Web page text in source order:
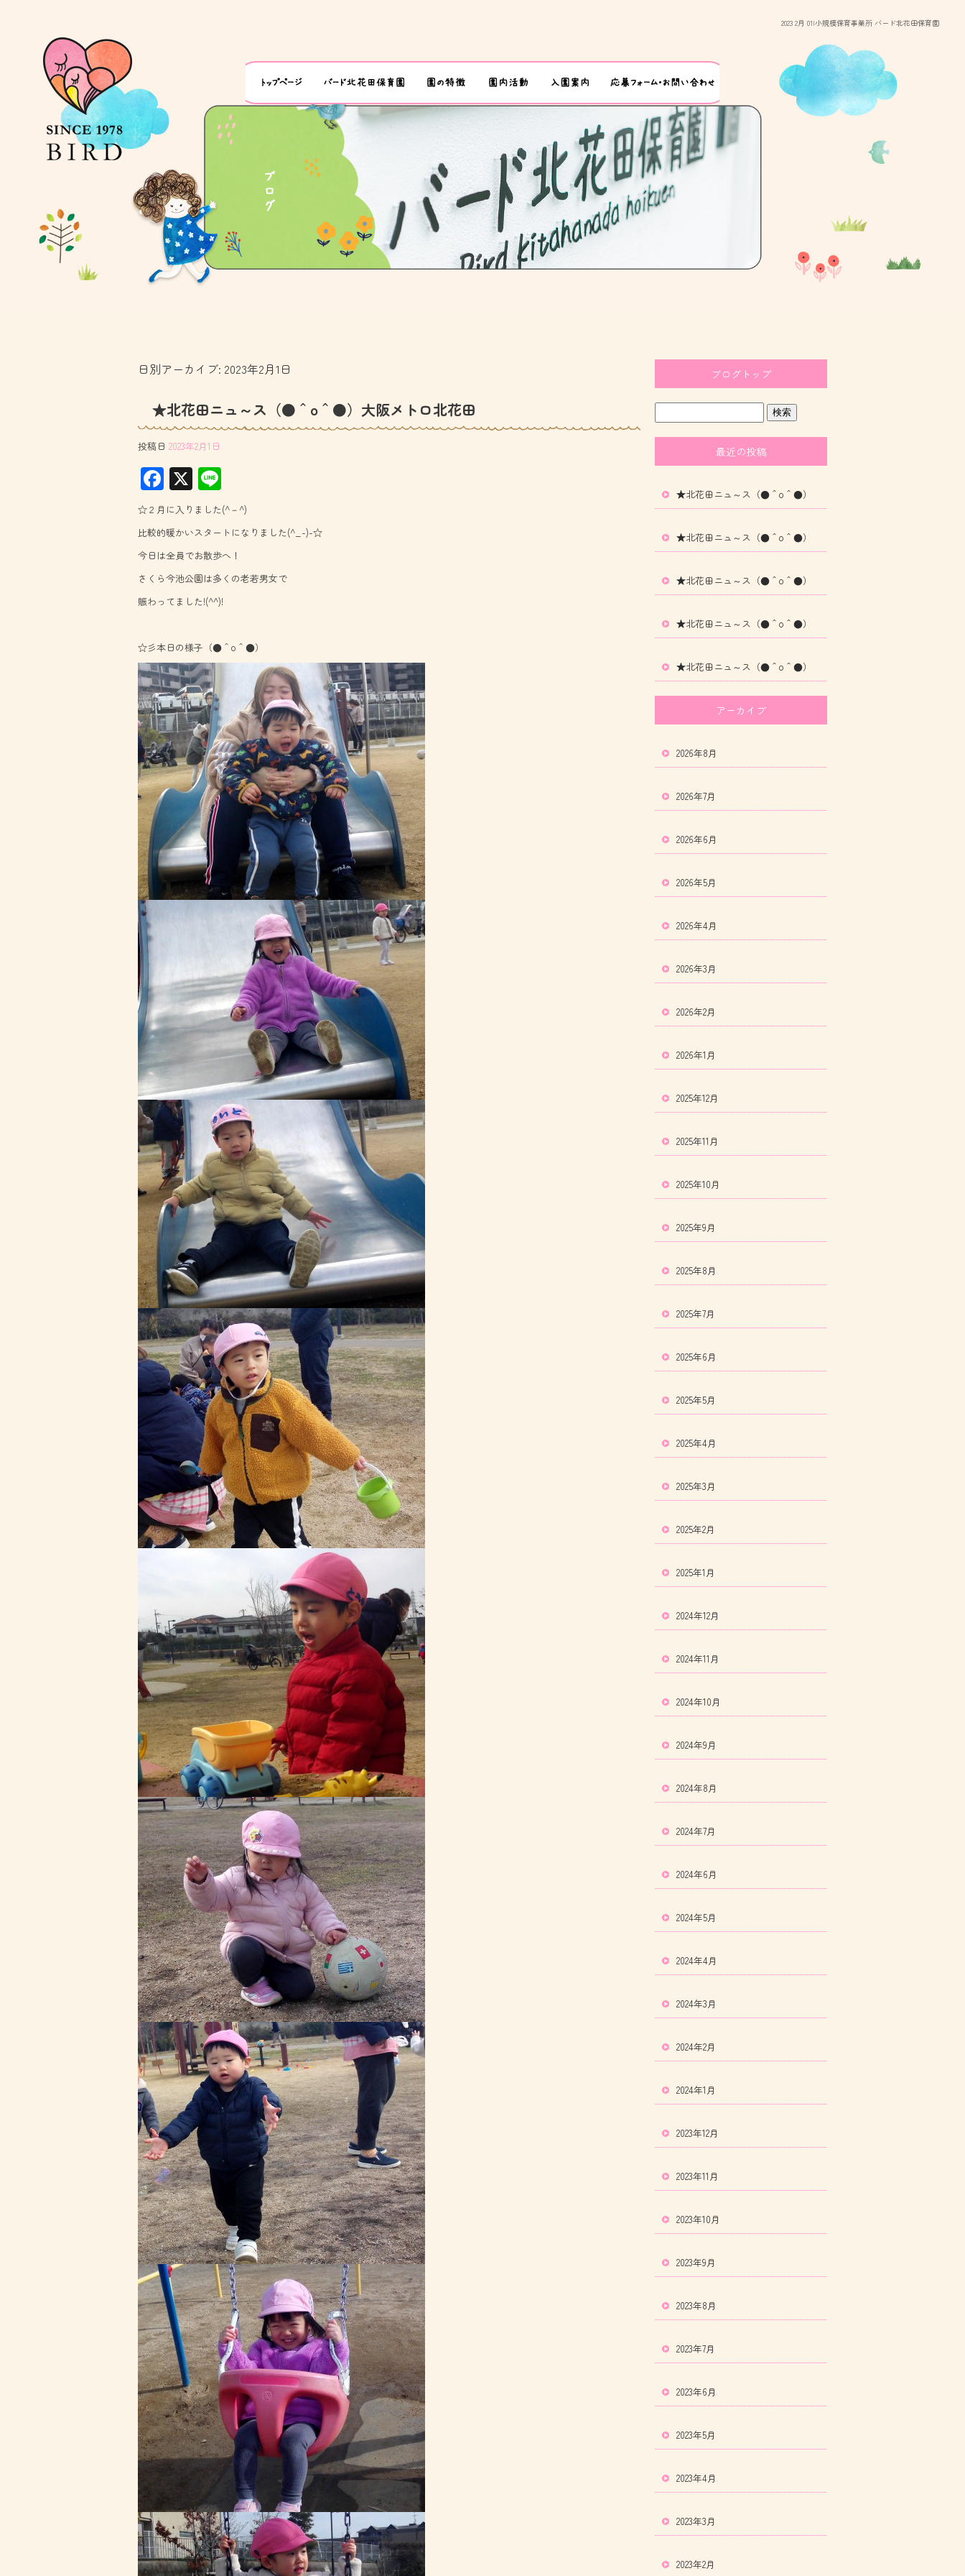
2023 2月 01|小規模保育事業所 バード北花田保育園
日別アーカイブ: 2023年2月1日
★北花田ニュ～ス（●＾o＾●）大阪メトロ北花田
投稿日 2023年2月1日
F
ac
e
b
o
ok
X
ne
☆２月に入りました(^－^)
比較的暖かいスタートになりました(^_-)-☆
今日は全員でお散歩へ！
さくら今池公園は多くの老若男女で
賑わってました!(^^)!
☆彡本日の様子（●＾o＾●）
ブログトップ
最近の投稿
★北花田ニュ～ス（●＾o＾●）
★北花田ニュ～ス（●＾o＾●）
★北花田ニュ～ス（●＾o＾●）
★北花田ニュ～ス（●＾o＾●）
★北花田ニュ～ス（●＾o＾●）
アーカイブ
2026年8月
2026年7月
2026年6月
2026年5月
2026年4月
2026年3月
2026年2月
2026年1月
2025年12月
2025年11月
2025年10月
2025年9月
2025年8月
2025年7月
2025年6月
2025年5月
2025年4月
2025年3月
2025年2月
2025年1月
2024年12月
2024年11月
2024年10月
2024年9月
2024年8月
2024年7月
2024年6月
2024年5月
2024年4月
2024年3月
2024年2月
2024年1月
2023年12月
2023年11月
2023年10月
2023年9月
2023年8月
2023年7月
2023年6月
2023年5月
2023年4月
2023年3月
2023年2月